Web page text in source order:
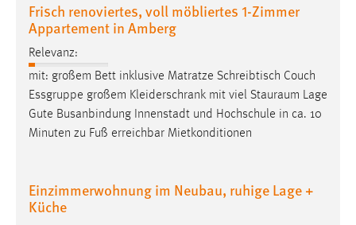
Frisch renoviertes, voll möbliertes 1-Zimmer
Appartement in Amberg
Relevanz:
mit: großem Bett inklusive Matratze Schreibtisch Couch
Essgruppe großem Kleiderschrank mit viel Stauraum Lage
Gute Busanbindung Innenstadt und Hochschule in ca. 10
Minuten zu Fuß erreichbar Mietkonditionen
Einzimmerwohnung im Neubau, ruhige Lage +
Küche
STATISTIK
Statistik Cookies erfassen Informationen anonym.
Diese Informationen helfen uns zu verstehen, wie
unsere Besucher unsere Website nutzen.
Matomo
_pk_ref, _pk_cvar, _pk_id, _pk_ses
Zweck: